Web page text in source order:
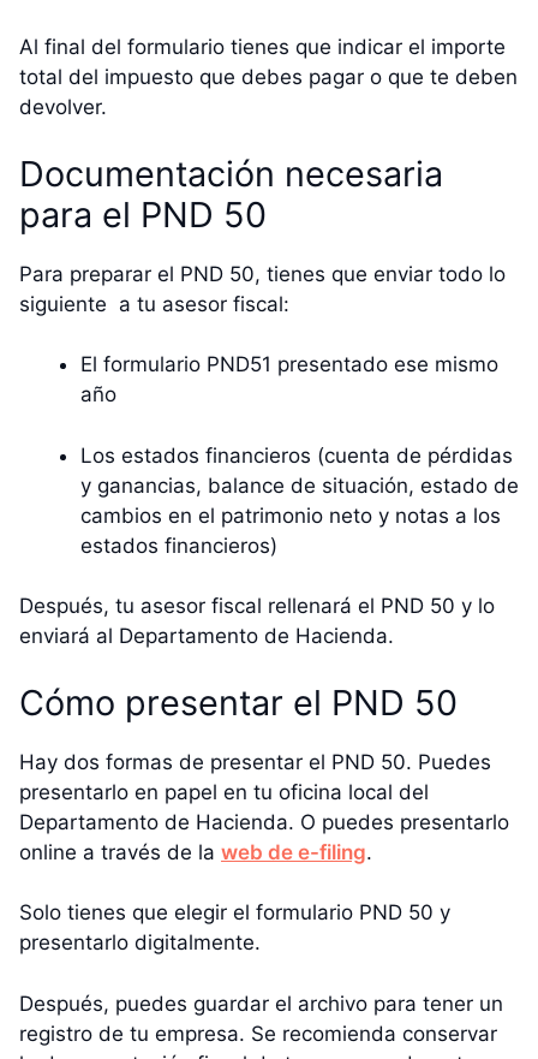
Al final del formulario tienes que indicar el importe
total del impuesto que debes pagar o que te deben
devolver.
Documentación necesaria
para el PND 50
Para preparar el PND 50, tienes que enviar todo lo
siguiente a tu asesor fiscal:
El formulario PND51 presentado ese mismo
año
Los estados financieros (cuenta de pérdidas
y ganancias, balance de situación, estado de
cambios en el patrimonio neto y notas a los
estados financieros)
Después, tu asesor fiscal rellenará el PND 50 y lo
enviará al Departamento de Hacienda.
Cómo presentar el PND 50
Hay dos formas de presentar el PND 50. Puedes
presentarlo en papel en tu oficina local del
Departamento de Hacienda. O puedes presentarlo
online a través de la web de e-filing.
Solo tienes que elegir el formulario PND 50 y
presentarlo digitalmente.
Después, puedes guardar el archivo para tener un
registro de tu empresa. Se recomienda conservar